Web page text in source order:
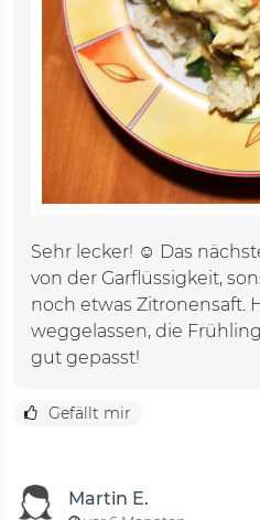
Sehr lecker! ☺️ Das
von der Garflüssigkeit,
noch etwas Zitronensaft.
weggelassen, die
gut gepasst!
Gefällt mir
Martin E.